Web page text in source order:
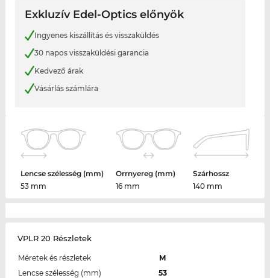
Exkluzív Edel-Optics előnyök
Ingyenes kiszállítás és visszaküldés
30 napos visszaküldési garancia
Kedvező árak
Vásárlás számlára
Lencse szélesség (mm)
53 mm
Orrnyereg (mm)
16 mm
Szárhossz
140 mm
VPLR 20 Részletek
Méretek és részletek
M
Lencse szélesség (mm)
53